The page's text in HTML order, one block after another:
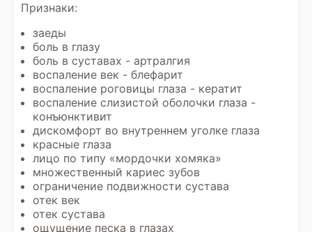
Признаки:
заеды
боль в глазу
боль в суставах - артралгия
воспаление век - блефарит
воспаление роговицы глаза - кератит
воспаление слизистой оболочки глаза -
конъюнктивит
дискомфорт во внутреннем уголке глаза
красные глаза
лицо по типу «мордочки хомяка»
множественный кариес зубов
ограничение подвижности сустава
отек век
отек сустава
ощущение песка в глазах